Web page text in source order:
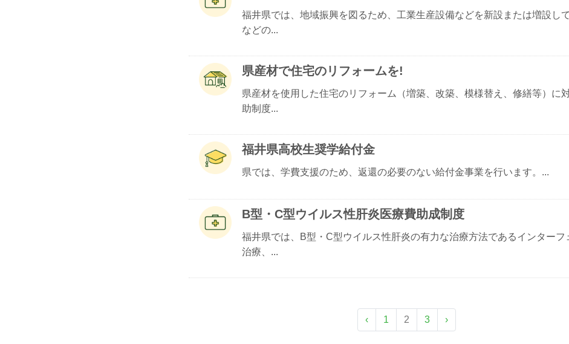
福井県では、地域振興を図るため、工業生産設備などを新設または増設し
などの...
県産材で住宅のリフォームを!
県産材を使用した住宅のリフォーム（増築、改築、模様替え、修繕等）に
助制度...
福井県高校生奨学給付金
県では、学費支援のため、返還の必要のない給付金事業を行います。...
B型・C型ウイルス性肝炎医療費助成制度
福井県では、B型・C型ウイルス性肝炎の有力な治療方法であるインターフ
治療、...
‹ 1 2 3 ›